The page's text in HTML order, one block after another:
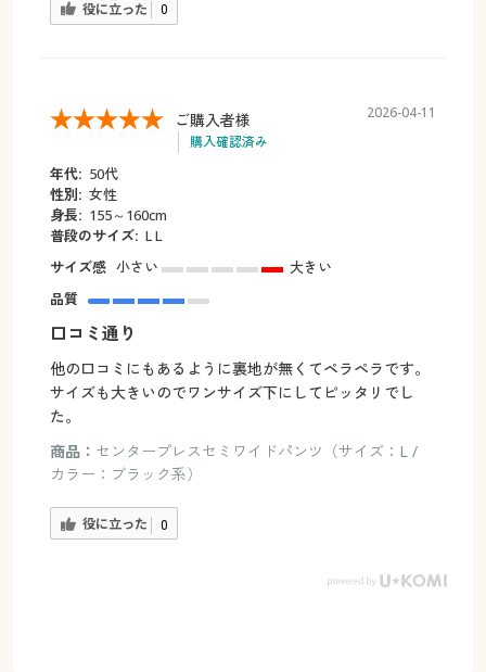
役に立った 0
ご購入者様
購入確認済み
2026-04-11
年代: 50代
性別: 女性
身長: 155～160cm
普段のサイズ: L L
サイズ感 小さい
大きい
品質
口コミ通り
他の口コミにもあるように裏地が無くてペラペラです。
サイズも大きいのでワンサイズ下にしてピッタリでし
た。
商品： センタープレスセミワイドパンツ（サイズ：L /
カラー：ブラック系）
役に立った 0